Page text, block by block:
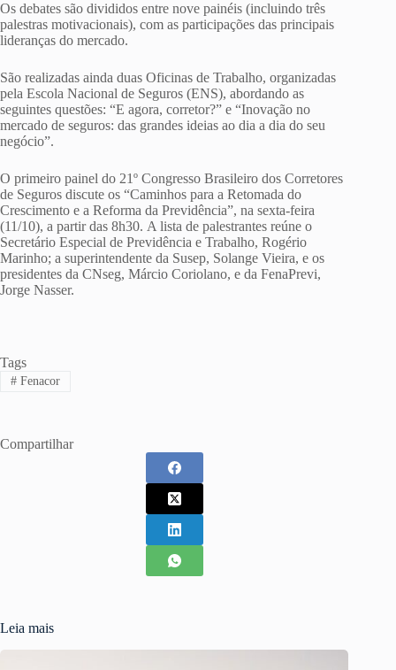
Os debates são divididos entre nove painéis (incluindo três
palestras motivacionais), com as participações das principais
lideranças do mercado.
São realizadas ainda duas Oficinas de Trabalho, organizadas
pela Escola Nacional de Seguros (ENS), abordando as
seguintes questões: “E agora, corretor?” e “Inovação no
mercado de seguros: das grandes ideias ao dia a dia do seu
negócio”.
O primeiro painel do 21º Congresso Brasileiro dos Corretores
de Seguros discute os “Caminhos para a Retomada do
Crescimento e a Reforma da Previdência”, na sexta-feira
(11/10), a partir das 8h30. A lista de palestrantes reúne o
Secretário Especial de Previdência e Trabalho, Rogério
Marinho; a superintendente da Susep, Solange Vieira, e os
presidentes da CNseg, Márcio Coriolano, e da FenaPrevi,
Jorge Nasser.
Tags
#Fenacor
Compartilhar
Leia mais